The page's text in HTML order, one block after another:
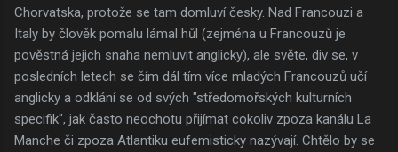
Chorvatska, protože se tam domluví česky. Nad Francouzi a
Italy by člověk pomalu lámal hůl (zejména u Francouzů je
pověstná jejich snaha nemluvit anglicky), ale světe, div se, v
posledních letech se čím dál tím více mladých Francouzů učí
anglicky a odklání se od svých "středomořských kulturních
specifik", jak často neochotu přijímat cokoliv zpoza kanálu La
Manche či zpoza Atlantiku eufemisticky nazývají. Chtělo by se